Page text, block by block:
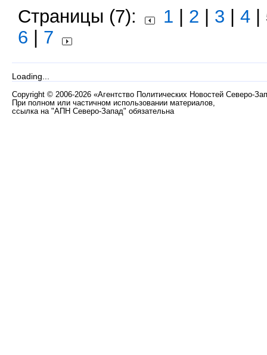
Страницы (7):
1 2 3 4
6
7
Loading...
Copyright © 2006-2026 «Агентство Политических Новостей Северо-
При полном или частичном использовании материалов,
ссылка на "АПН Северо-Запад" обязательна